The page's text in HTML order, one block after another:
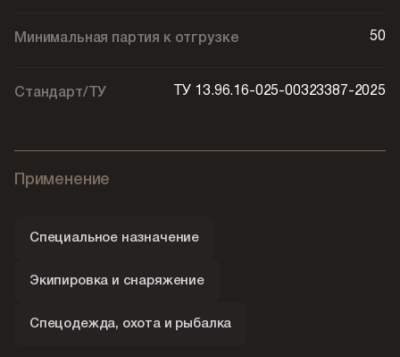
Минимальная партия к отгрузке 50
Стандарт/ТУ ТУ 13.96.16-025-00323387-2025
Применение
Специальное назначение
Экипировка и снаряжение
Спецодежда, охота и рыбалка